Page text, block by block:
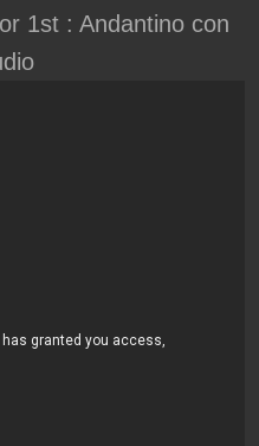
1st : Andantino con